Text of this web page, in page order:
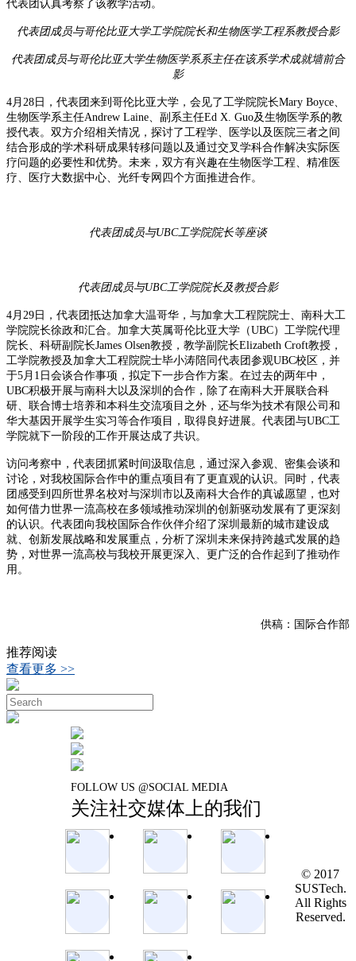
代表团认真考察了该教学活动。
代表团成员与哥伦比亚大学工学院院长和生物医学工程系教授合影
代表团成员与哥伦比亚大学生物医学系系主任在该系学术成就墙前合
影
4月28日，代表团来到哥伦比亚大学，会见了工学院院长Mary Boyce、
生物医学系主任Andrew Laine、副系主任Ed X. Guo及生物医学系的教
授代表。双方介绍相关情况，探讨了工程学、医学以及医院三者之间
结合形成的学术科研成果转移问题以及通过交叉学科合作解决实际医
疗问题的必要性和优势。未来，双方有兴趣在生物医学工程、精准医
疗、医疗大数据中心、光纤专网四个方面推进合作。
代表团成员与UBC工学院院长等座谈
代表团成员与UBC工学院院长及教授合影
4月29日，代表团抵达加拿大温哥华，与加拿大工程院院士、南科大工
学院院长徐政和汇合。加拿大英属哥伦比亚大学（UBC）工学院代理
院长、科研副院长James Olsen教授，教学副院长Elizabeth Croft教授，
工学院教授及加拿大工程院院士毕小涛陪同代表团参观UBC校区，并
于5月1日会谈合作事项，拟定下一步合作方案。在过去的两年中，
UBC积极开展与南科大以及深圳的合作，除了在南科大开展联合科
研、联合博士培养和本科生交流项目之外，还与华为技术有限公司和
华大基因开展学生实习等合作项目，取得良好进展。代表团与UBC工
学院就下一阶段的工作开展达成了共识。
访问考察中，代表团抓紧时间汲取信息，通过深入参观、密集会谈和
讨论，对我校国际合作中的重点项目有了更直观的认识。同时，代表
团感受到四所世界名校对与深圳市以及南科大合作的真诚愿望，也对
如何借力世界一流高校在多领域推动深圳的创新驱动发展有了更深刻
的认识。代表团向我校国际合作伙伴介绍了深圳最新的城市建设成
就、创新发展战略和发展重点，分析了深圳未来保持跨越式发展的趋
势，对世界一流高校与我校开展更深入、更广泛的合作起到了推动作
用。
供稿：国际合作部
推荐阅读
查看更多 >>
FOLLOW US @SOCIAL MEDIA
关注社交媒体上的我们
© 2017
SUSTech.
All Rights
Reserved.